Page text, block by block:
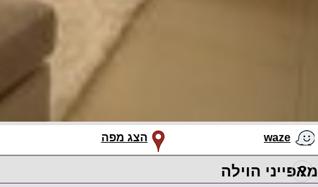
waze הצג מפה
?
מאפייני הוילה